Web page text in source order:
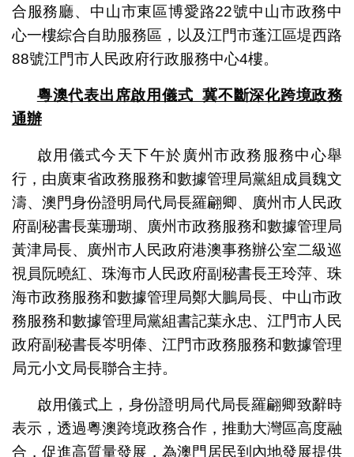
合服務廳、中山市東區博愛路22號中山市政務中
心一樓綜合自助服務區，以及江門市蓬江區堤西路
88號江門市人民政府行政服務中心4樓。
粵澳代表出席啟用儀式 冀不斷深化跨境政務
通辦
啟用儀式今天下午於廣州市政務服務中心舉
行，由廣東省政務服務和數據管理局黨組成員魏文
濤、澳門身份證明局代局長羅翩卿、廣州市人民政
府副秘書長葉珊瑚、廣州市政務服務和數據管理局
黃津局長、廣州市人民政府港澳事務辦公室二級巡
視員阮曉紅、珠海市人民政府副秘書長王玲萍、珠
海市政務服務和數據管理局鄭大鵬局長、中山市政
務服務和數據管理局黨組書記葉永忠、江門市人民
政府副秘書長岑明俸、江門市政務服務和數據管理
局元小文局長聯合主持。
啟用儀式上，身份證明局代局長羅翩卿致辭時
表示，透過粵澳跨境政務合作，推動大灣區高度融
合，促進高質量發展，為澳門居民到內地發展提供